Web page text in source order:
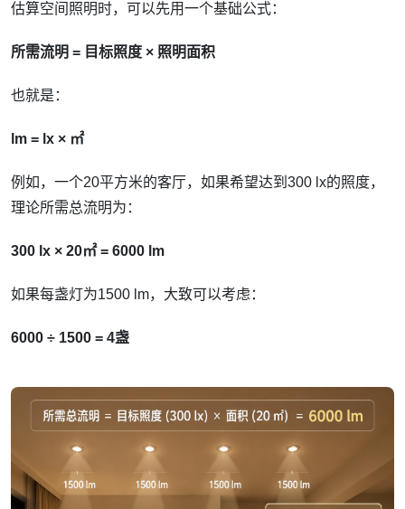
估算空间照明时，可以先用一个基础公式：
所需流明 = 目标照度 × 照明面积
也就是：
lm = lx × ㎡
例如，一个20平方米的客厅，如果希望达到300 lx的照度，
理论所需总流明为：
300 lx × 20㎡ = 6000 lm
如果每盏灯为1500 lm，大致可以考虑：
6000 ÷ 1500 = 4盏